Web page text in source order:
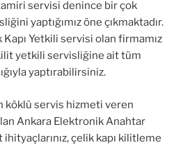
servisi denince bir çok
yaptığımız öne çıkmaktadır.
Yetkili servisi olan firmamız
yetkili servisliğine ait tüm
yaptırabilirsiniz.
köklü servis hizmeti veren
Ankara Elektronik Anahtar
çelik kapı kilitleme